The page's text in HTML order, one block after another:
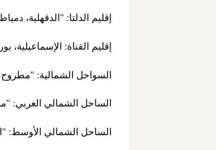
إقليم الدلتا: "الدقهلية،
إقليم القناة:
السواحل الشمالية:
الساحل الشمالي الغربي:
الساحل الشمالي الأوسط: